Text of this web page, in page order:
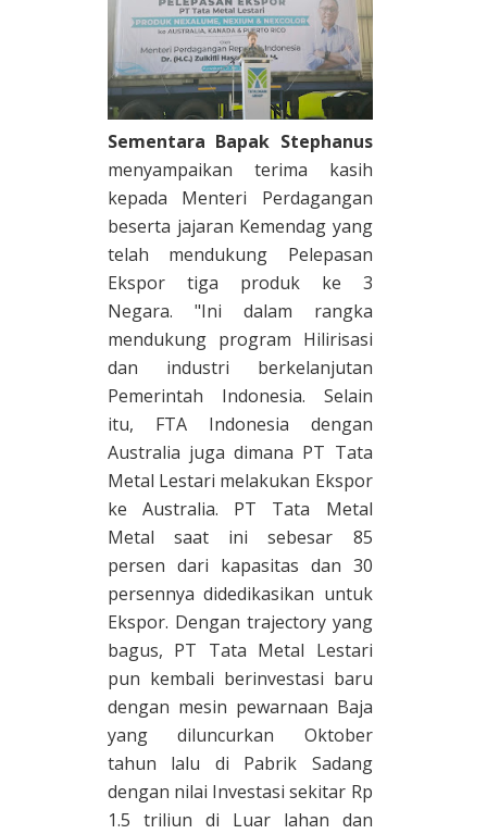
Sementara Bapak Stephanus
menyampaikan terima kasih
kepada Menteri Perdagangan
beserta jajaran Kemendag yang
telah mendukung Pelepasan
Ekspor tiga produk ke 3
Negara. "Ini dalam rangka
mendukung program Hilirisasi
dan industri berkelanjutan
Pemerintah Indonesia. Selain
itu, FTA Indonesia dengan
Australia juga dimana PT Tata
Metal Lestari melakukan Ekspor
ke Australia. PT Tata Metal
Metal saat ini sebesar 85
persen dari kapasitas dan 30
persennya didedikasikan untuk
Ekspor. Dengan trajectory yang
bagus, PT Tata Metal Lestari
pun kembali berinvestasi baru
dengan mesin pewarnaan Baja
yang diluncurkan Oktober
tahun lalu di Pabrik Sadang
dengan nilai Investasi sekitar Rp
1.5 triliun di Luar lahan dan